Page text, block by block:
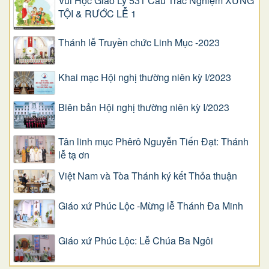
TỘI & RƯỚC LỄ 1
Thánh lễ Truyền chức Linh Mục -2023
Khai mạc Hội nghị thường niên kỳ I/2023
Biên bản Hội nghị thường niên kỳ I/2023
Tân linh mục Phêrô Nguyễn Tiến Đạt: Thánh
lễ tạ ơn
Việt Nam và Tòa Thánh ký kết Thỏa thuận
Giáo xứ Phúc Lộc -Mừng lễ Thánh Đa Minh
Giáo xứ Phúc Lộc: Lễ Chúa Ba Ngôi